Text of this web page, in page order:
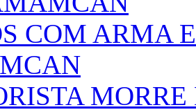
COM ARMA